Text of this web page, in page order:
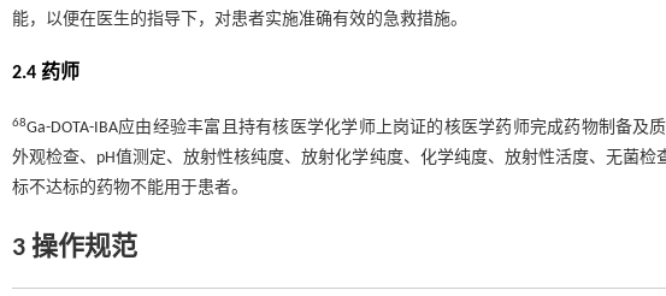
能，以便在医生的指导下，对患者实施准确有效的急救措施。
2.4 药师
68Ga-DOTA-IBA应由经验丰富且持有核医学化学师上岗证的核医学药师完成药物制备
外观检查、pH值测定、放射性核纯度、放射化学纯度、化学纯度、放射性活度、无菌
标不达标的药物不能用于患者。
3 操作规范